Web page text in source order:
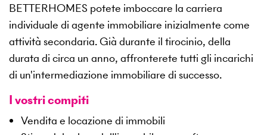
BETTERHOMES potete imboccare la carriera
individuale di agente immobiliare inizialmente come
attività secondaria. Già durante il tirocinio, della
durata di circa un anno, affronterete tutti gli incarichi
di un'intermediazione immobiliare di successo.
I vostri compiti
Vendita e locazione di immobili